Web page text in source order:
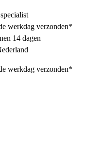
werkdag verzonden*
14 dagen
werkdag verzonden*